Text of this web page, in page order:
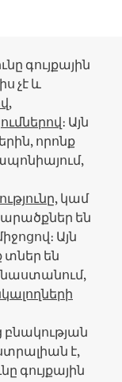
գույքային
չէ և
։ Այն
որոնք
, կամ
են
Այն
տներ են
բնակության
է,
գույքային